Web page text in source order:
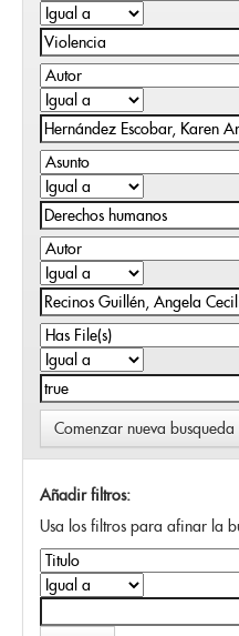
Comenzar nueva busqueda
Añadir filtros:
Usa los filtros para afinar la